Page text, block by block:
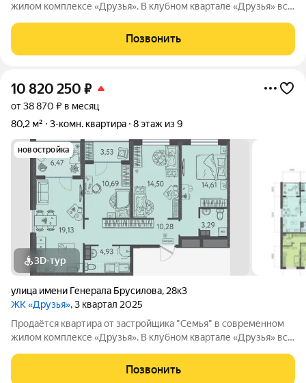
жилом комплексе «Друзья». В клубном квартале «Друзья» все
Бесплатные игровая комната для детей и антикафе для
Позвонить
10 820 250 ₽
от 38 870 ₽ в месяц
80,2 м²
3-комн. квартира 8 этаж из 9
новостройка
3D-тур
улица имени Генерала Брусилова, 28к3
ЖК «Друзья», 3 квартал 2025
Продаётся квартира от застройщика "Семья" в современном
жилом комплексе «Друзья». В клубном квартале «Друзья» все
Бесплатные игровая комната для детей и коворкинг для
Позвонить